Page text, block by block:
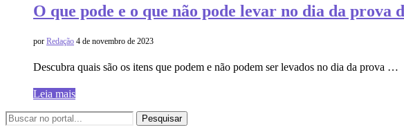
O que pode e o que não pode levar no dia da prova
por Redação 4 de novembro de 2023
Descubra quais são os itens que podem e não podem ser levados no dia da prova …
Leia mais